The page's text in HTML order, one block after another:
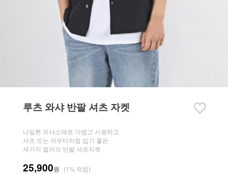
루츠 와샤 반팔 셔츠 자켓
나일론 와샤소재로 가볍고 시원하고
셔츠 또는 아우터처럼 입기 좋은
세가지 컬러의 반팔 셔츠자켓
25,900원 (1% 적립)